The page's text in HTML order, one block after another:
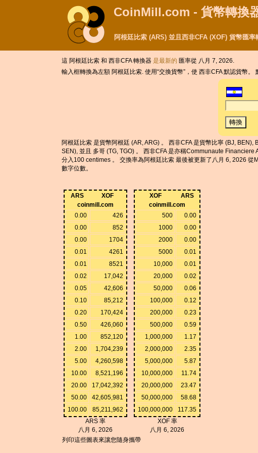
CoinMill.com - 貨幣轉換
阿根廷比索 (ARS) 並且西非CFA (XOF) 貨幣匯率
這 阿根廷比索 和 西非CFA 轉換器 是最新的 匯率從 八月 7, 2026.
輸入框轉換為左額 阿根廷比索. 使用“交換貨幣”，使 西非CFA 默認貨幣
阿根廷比索 是貨幣阿根廷 (AR, ARG) 。 西非CFA 是貨幣比寧 (BJ,
SEN), 並且 多哥 (TG, TGO) 。 西非CFA 是亦稱Communaute
分入100 centimes 。 交換率為阿根廷比索 最後被更新了八月 6, 2026 從
數字位數。
ARS
XOF
coinmill.com
0.00
426
0.00
852
0.00
1704
0.01
4261
0.01
8521
0.02
17,042
0.05
42,606
0.10
85,212
0.20
170,424
0.50
426,060
1.00
852,120
2.00
1,704,239
5.00
4,260,598
10.00
8,521,196
20.00
17,042,392
50.00
42,605,981
100.00
85,211,962
ARS 率
八月 6, 2026
XOF
ARS
coinmill.com
500
0.00
1000
0.00
2000
0.00
5000
0.01
10,000
0.01
20,000
0.02
50,000
0.06
100,000
0.12
200,000
0.23
500,000
0.59
1,000,000
1.17
2,000,000
2.35
5,000,000
5.87
10,000,000
11.74
20,000,000
23.47
50,000,000
58.68
100,000,000
117.35
XOF 率
八月 6, 2026
列印這些圖表來讓您隨身攜帶